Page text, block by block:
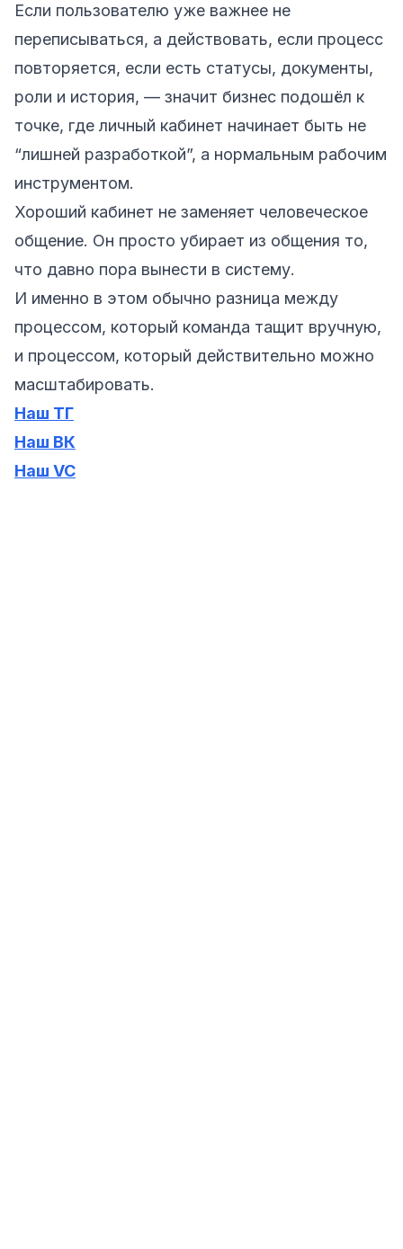
Если пользователю уже важнее не
переписываться, а действовать, если процесс
повторяется, если есть статусы, документы,
роли и история, — значит бизнес подошёл к
точке, где личный кабинет начинает быть не
“лишней разработкой”, а нормальным рабочим
инструментом.
Хороший кабинет не заменяет человеческое
общение. Он просто убирает из общения то,
что давно пора вынести в систему.
И именно в этом обычно разница между
процессом, который команда тащит вручную,
и процессом, который действительно можно
масштабировать.
Наш ТГ
Наш ВК
Наш VC